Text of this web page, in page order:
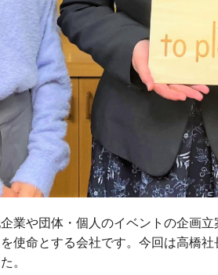
業や団体・個人のイベントの企画
使命とする会社です。今回は高橋
。